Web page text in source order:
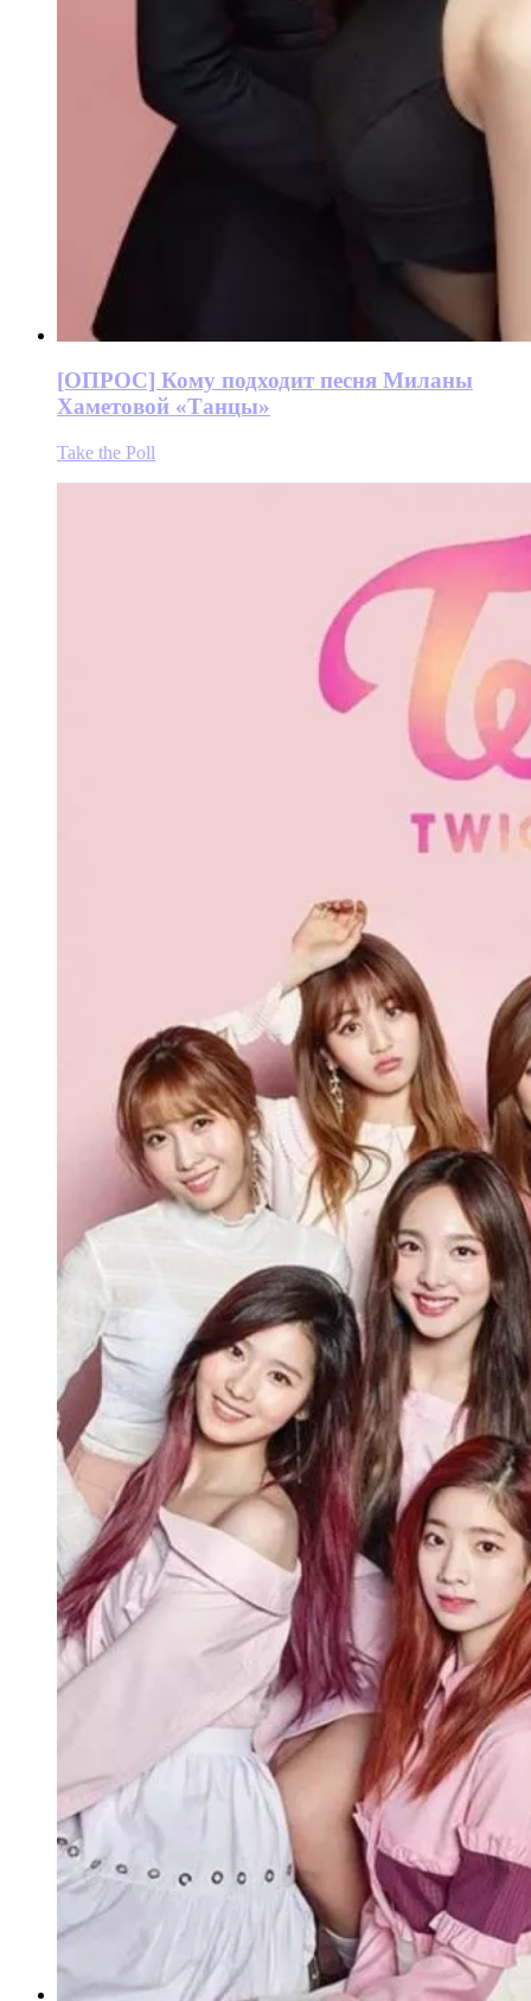
[ОПРОС] Кому подходит песня Миланы
Хаметовой «Танцы»
Take the Poll